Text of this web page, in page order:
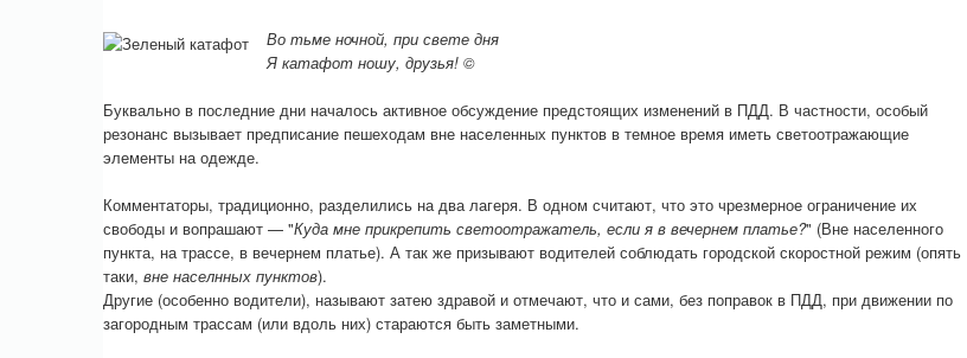
Во тьме ночной, при свете дня
Я катафот ношу, друзья! ©
Буквально в последние дни началось активное обсуждение предстоящих изменений в ПДД. В частности, особый
резонанс вызывает предписание пешеходам вне населенных пунктов в темное время иметь светоотражающие
элементы на одежде.
Комментаторы, традиционно, разделились на два лагеря. В одном считают, что это чрезмерное ограничение их
свободы и вопрашают — "Куда мне прикрепить светоотражатель, если я в вечернем платье?" (Вне населенного
пункта, на трассе, в вечернем платье). А так же призывают водителей соблюдать городской скоростной режим (опять
таки, вне населнных пунктов).
Другие (особенно водители), называют затею здравой и отмечают, что и сами, без поправок в ПДД, при движении по
загородным трассам (или вдоль них) стараются быть заметными.